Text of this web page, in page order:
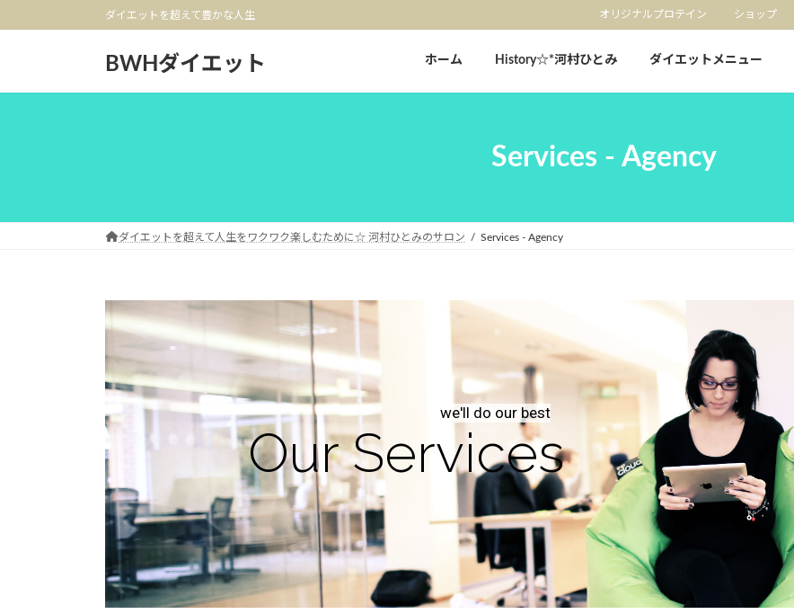
ン
ビ
ダイエットを超えて豊かな人生 オリジナルプロテイン ショップ
BWHダイエット ホーム History☆*河村ひとみ ダイエットメニュー
Services - Agency
ダイエットを超えて人生をワクワク楽しむために☆ 河村ひとみのサロン Services - Agency